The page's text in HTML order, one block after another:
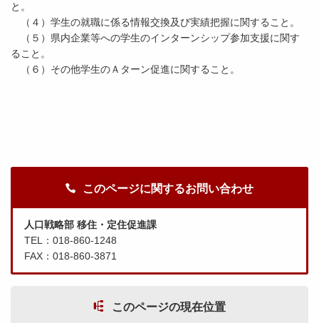
と。
（４）学生の就職に係る情報交換及び実績把握に関すること。
（５）県内企業等への学生のインターンシップ参加支援に関す
ること。
（６）その他学生のＡターン促進に関すること。
このページに関するお問い合わせ
人口戦略部 移住・定住促進課
TEL：018-860-1248
FAX：018-860-3871
このページの現在位置